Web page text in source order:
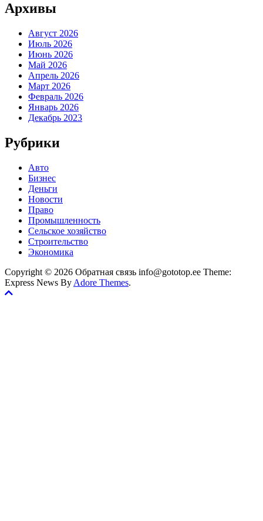
Архивы
Август 2026
Июль 2026
Июнь 2026
Май 2026
Апрель 2026
Март 2026
Февраль 2026
Январь 2026
Декабрь 2023
Рубрики
Авто
Бизнес
Деньги
Новости
Право
Промышленность
Сельское хозяйство
Строительство
Экономика
Copyright © 2026 Обратная связь info@gototop.ee Theme:
Express News By Adore Themes.